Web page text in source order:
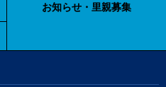
お知らせ・里親募集